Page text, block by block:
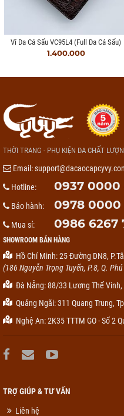
Ví Da Cá Sấu VC95L4 (full Da Cá Sấu)
1.400.000
THỜI TRANG - PHỤ KIỆN DA CHẤT
Email:
Hotline:
0937 0000
Bảo hành: 0978 0000
Mua sỉ: 0986 6267
SHOWROOM BÁN HÀNG
Hồ Chí Minh: 25 Đường DN8,
(186 Nguyễn Trọng Tuyển, P.8, Q.
Đà Nẵng: 88/33 Lương Thế Vinh,
Quảng Ngãi: 311 Quang Trung,
Nghệ An: 2K35 TTTM GO - Số 2
TRỢ GIÚP & TƯ VẤN
Liên hệ